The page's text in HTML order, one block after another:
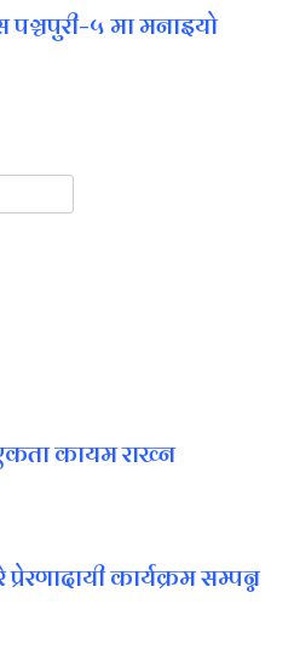
पञ्चपुरी–५ मा मनाइयाे
एकता कायम राख्न
कार्यक्रम सम्पन्न